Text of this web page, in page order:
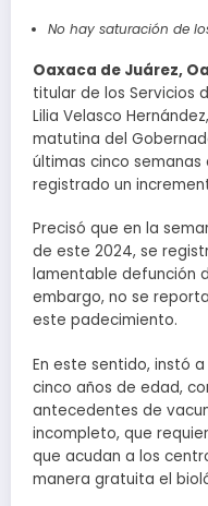
No hay saturación de
Oaxaca de Juárez,
titular de los Servicios
Lilia Velasco
matutina del
últimas cinco
registrado un
Precisó que en la
de este 2024, se
lamentable defunción
embargo, no se
este padecimiento.
En este sentido, instó
cinco años de edad,
antecedentes de
incompleto, que
que acudan a los
manera gratuita el